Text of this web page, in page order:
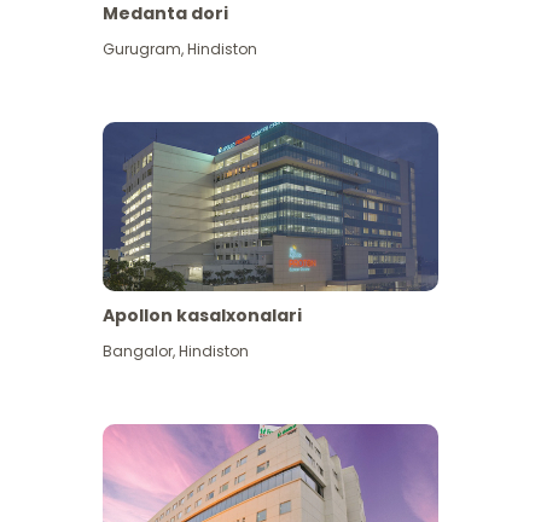
Medanta dori
Gurugram,Hindiston
Apollon kasalxonalari
Bangalor,Hindiston